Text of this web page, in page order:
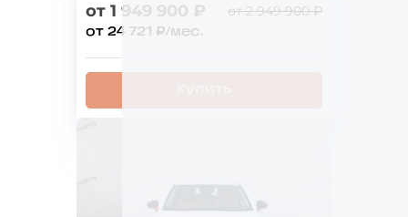
от 1 949 900 ₽ от 2 949 900 ₽
от 24 721 ₽/мес.